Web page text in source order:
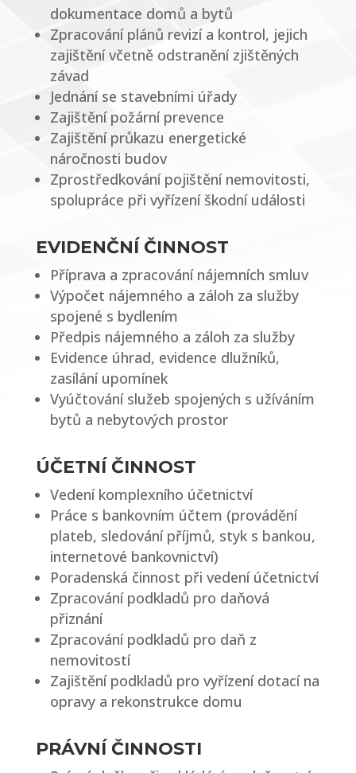
dokumentace domů a bytů
Zpracování plánů revizí a kontrol, jejich
zajištění včetně odstranění zjištěných
závad
Jednání se stavebními úřady
Zajištění požární prevence
Zajištění průkazu energetické
náročnosti budov
Zprostředkování pojištění nemovitosti,
spolupráce při vyřízení škodní události
EVIDENČNÍ ČINNOST
Příprava a zpracování nájemních smluv
Výpočet nájemného a záloh za služby
spojené s bydlením
Předpis nájemného a záloh za služby
Evidence úhrad, evidence dlužníků,
zasílání upomínek
Vyúčtování služeb spojených s užíváním
bytů a nebytových prostor
ÚČETNÍ ČINNOST
Vedení komplexního účetnictví
Práce s bankovním účtem (provádění
plateb, sledování příjmů, styk s bankou,
internetové bankovnictví)
Poradenská činnost při vedení účetnictví
Zpracování podkladů pro daňová
přiznání
Zpracování podkladů pro daň z
nemovitostí
Zajištění podkladů pro vyřízení dotací na
opravy a rekonstrukce domu
PRÁVNÍ ČINNOSTI